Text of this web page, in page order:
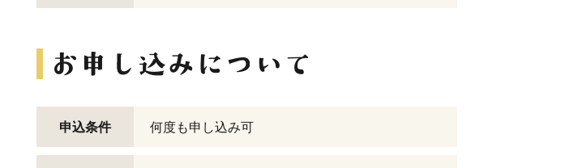
申込条件 何度も申し込み可